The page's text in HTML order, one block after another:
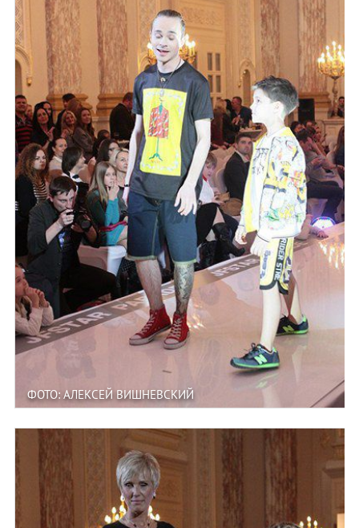
ФОТО: АЛЕКСЕЙ ВИШНЕВСКИЙ